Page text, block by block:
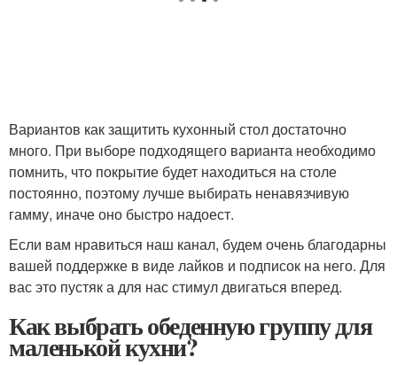
Вариантов как защитить кухонный стол достаточно
много. При выборе подходящего варианта необходимо
помнить, что покрытие будет находиться на столе
постоянно, поэтому лучше выбирать ненавязчивую
гамму, иначе оно быстро надоест.
Если вам нравиться наш канал, будем очень благодарны
вашей поддержке в виде лайков и подписок на него. Для
вас это пустяк а для нас стимул двигаться вперед.
Как выбрать обеденную группу для
маленькой кухни?